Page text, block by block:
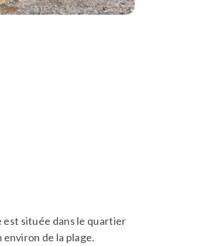
est située dans le quartier
environ de la plage.